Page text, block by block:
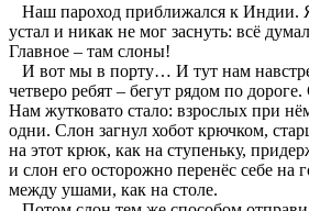
Наш пароход приближался к Индии.
устал и никак не мог заснуть: всё
Главное – там слоны!
И вот мы в порту… И тут нам
четверо ребят – бегут рядом по
Нам жутковато стало: взрослых при
одни. Слон загнул хобот крючком,
на этот крюк, как на ступеньку,
и слон его осторожно перенёс себе на
между ушами, как на столе.